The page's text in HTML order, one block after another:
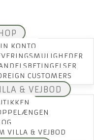
KONTO
CUSTOMERS
& VEJBOD
VILLA & VEJBOD